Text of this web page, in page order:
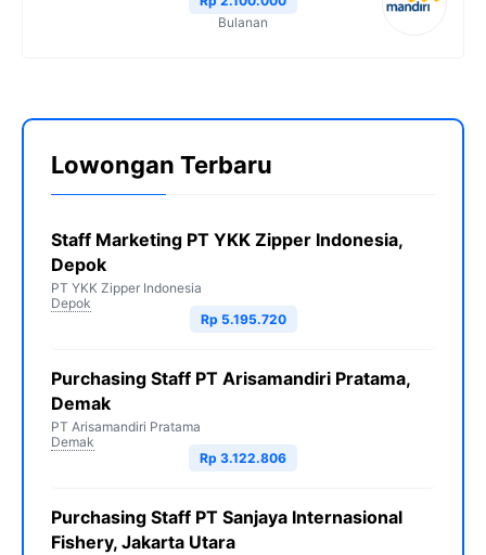
Bulanan
Lowongan Terbaru
Staff Marketing PT YKK Zipper Indonesia,
Depok
PT YKK Zipper Indonesia
Depok
Rp 5.195.720
Purchasing Staff PT Arisamandiri Pratama,
Demak
PT Arisamandiri Pratama
Demak
Rp 3.122.806
Purchasing Staff PT Sanjaya Internasional
Fishery, Jakarta Utara